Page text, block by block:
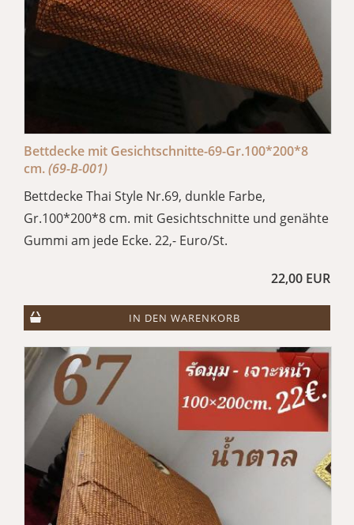
Bettdecke mit Gesichtschnitte-69-Gr.100*200*8
cm.(69-B-001)
Bettdecke Thai Style Nr.69, dunkle Farbe,
Gr.100*200*8 cm. mit Gesichtschnitte und genähte
Gummi am jede Ecke. 22,- Euro/St.
22,00 EUR
IN DEN WARENKORB